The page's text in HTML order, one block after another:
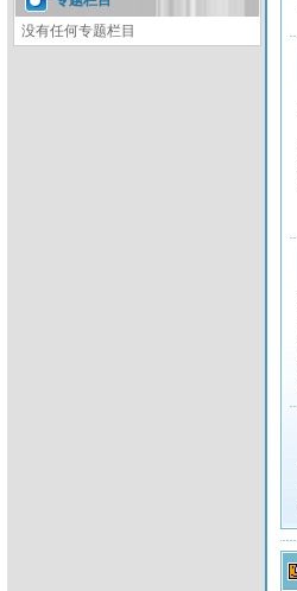
没有任何专题栏目